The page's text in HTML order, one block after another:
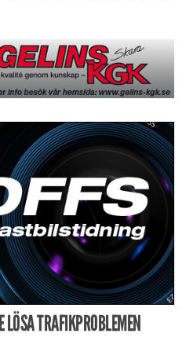
LÖSA TRAFIKPROBLEMEN